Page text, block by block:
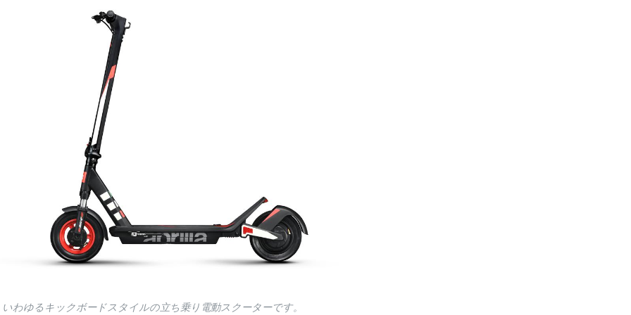
わゆるキックボードスタイルの立ち乗り電動スクーターです。